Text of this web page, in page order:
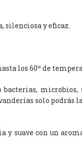
silenciosa y eficaz.
los 60º de
microbios,
solo podrás
suave con un